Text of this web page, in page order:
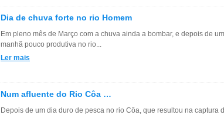
Dia de chuva forte no rio Homem
Em pleno mês de Março com a chuva ainda a bombar, e depois de
manhã pouco produtiva no rio...
Ler mais
Num afluente do Rio Côa …
Depois de um dia duro de pesca no rio Côa, que resultou na captura